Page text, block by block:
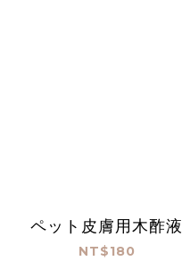
ペット皮膚用木酢液
NT$180